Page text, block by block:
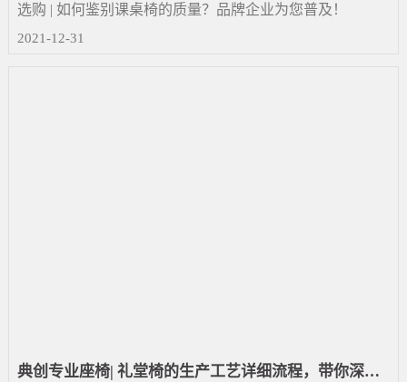
选购 | 如何鉴别课桌椅的质量？品牌企业为您普及！
2021-12-31
典创专业座椅| 礼堂椅的生产工艺详细流程，带你深入